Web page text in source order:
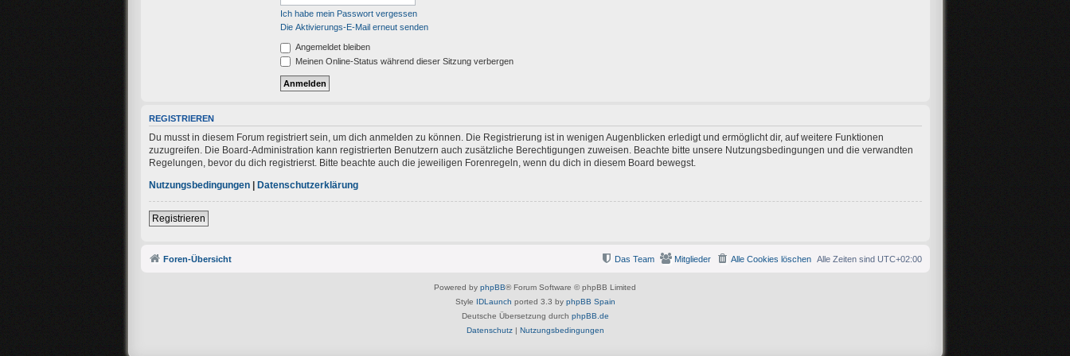
Ich habe mein Passwort vergessen
Die Aktivierungs-E-Mail erneut senden
Angemeldet bleiben
Meinen Online-Status während dieser Sitzung verbergen
REGISTRIEREN
Du musst in diesem Forum registriert sein, um dich anmelden zu können. Die Registrierung ist in wenigen Augenblicken erledigt und ermöglicht dir, auf weitere Funktionen
zuzugreifen. Die Board-Administration kann registrierten Benutzern auch zusätzliche Berechtigungen zuweisen. Beachte bitte unsere Nutzungsbedingungen und die verwandten
Regelungen, bevor du dich registrierst. Bitte beachte auch die jeweiligen Forenregeln, wenn du dich in diesem Board bewegst.
Nutzungsbedingungen| Datenschutzerklärung
Registrieren
Foren-Übersicht Alle Zeiten sind UTC+02:00
Alle Cookies löschen
Mitglieder
Das Team
Powered by phpBB® Forum Software © phpBB Limited
Style IDLaunch ported 3.3 by phpBB Spain
Deutsche Übersetzung durch phpBB.de
Datenschutz| Nutzungsbedingungen